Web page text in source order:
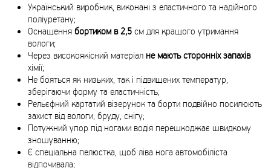
Український виробник, виконані з еластичного та надійного
поліуретану;
Оснащення бортиком в 2,5 см для кращого утримання
вологи;
Через високоякісний матеріал не мають сторонніх запахів
хімії;
Не бояться як низьких, так і підвищених температур,
зберігаючи форму та еластичність;
Рельєфний картатий візерунок та борти подвійно посилюють
захист від вологи, бруду, снігу;
Потужний упор під ногами водія перешкоджає швидкому
зношуванню;
Є спеціальна пелюстка, щоб ліва нога автомобіліста
відпочивала;